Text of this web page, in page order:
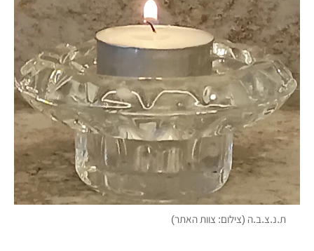
ת.נ.צ.ב.ה (צילום: צוות האתר)